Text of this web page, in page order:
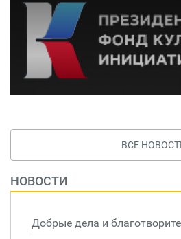
ВСЕ
НОВОСТИ
Добрые дела и